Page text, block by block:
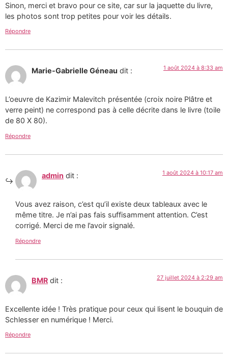
Sinon, merci et bravo pour ce site, car sur la jaquette du livre,
les photos sont trop petites pour voir les détails.
Répondre
Marie-Gabrielle Géneau dit : 1 août 2024 à 8:33 am
L’oeuvre de Kazimir Malevitch présentée (croix noire Plâtre et
verre peint) ne correspond pas à celle décrite dans le livre (toile
de 80 X 80).
Répondre
admin dit : 1 août 2024 à 10:17 am
Vous avez raison, c’est qu’il existe deux tableaux avec le
même titre. Je n’ai pas fais suffisamment attention. C’est
corrigé. Merci de me l’avoir signalé.
Répondre
BMR dit : 27 juillet 2024 à 2:29 am
Excellente idée ! Très pratique pour ceux qui lisent le bouquin de
Schlesser en numérique ! Merci.
Répondre